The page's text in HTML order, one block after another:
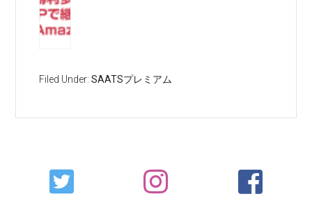
Filed Under:SAATSプレミアム
Primary
Sidebar